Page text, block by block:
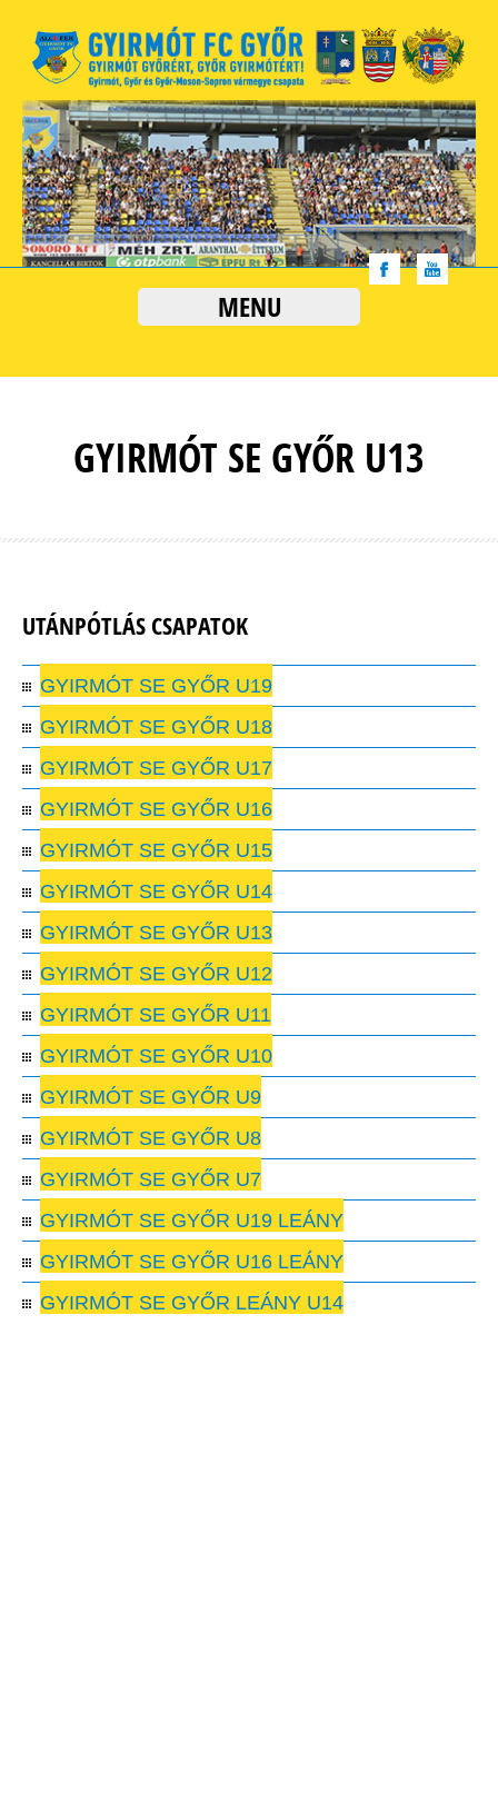
MENU
GYIRMÓT SE GYŐR U13
UTÁNPÓTLÁS CSAPATOK
GYIRMÓT SE GYŐR U19
GYIRMÓT SE GYŐR U18
GYIRMÓT SE GYŐR U17
GYIRMÓT SE GYŐR U16
GYIRMÓT SE GYŐR U15
GYIRMÓT SE GYŐR U14
GYIRMÓT SE GYŐR U13
GYIRMÓT SE GYŐR U12
GYIRMÓT SE GYŐR U11
GYIRMÓT SE GYŐR U10
GYIRMÓT SE GYŐR U9
GYIRMÓT SE GYŐR U8
GYIRMÓT SE GYŐR U7
GYIRMÓT SE GYŐR U19 LEÁNY
GYIRMÓT SE GYŐR U16 LEÁNY
GYIRMÓT SE GYŐR LEÁNY U14